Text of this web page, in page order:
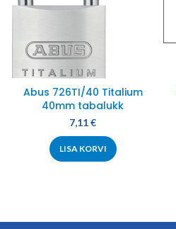
Abus 726TI/40 Titalium
40mm tabalukk
7,11€
LISA KORVI